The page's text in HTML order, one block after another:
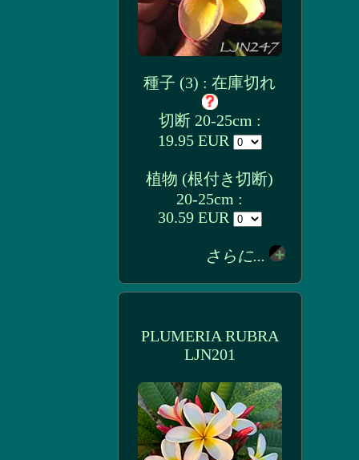
種子 (3) : 在庫切れ
切断 20-25cm :
19.95 EUR
植物 (根付き切断)
20-25cm :
30.59 EUR
さらに...
PLUMERIA RUBRA
LJN201